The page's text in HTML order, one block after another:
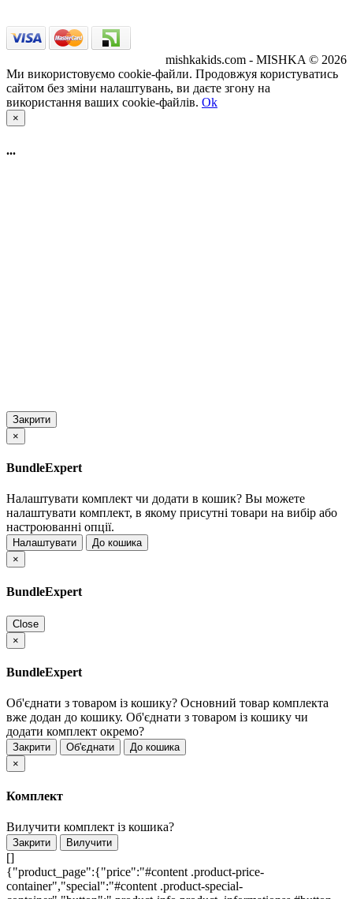
mishkakids.com - MISHKA © 2026
Ми використовуємо cookie-файли. Продовжуя користуватись
сайтом без зміни налаштувань, ви даєте згону на
використання ваших cookie-файлів. Ok
×
...
Закрити
×
BundleExpert
Налаштувати комплект чи додати в кошик? Вы можете
налаштувати комплект, в якому присутні товари на вибір або
настроюванні опції.
Налаштувати
До кошика
×
BundleExpert
Close
×
BundleExpert
Об'єднати з товаром із кошику? Основний товар комплекта
вже додан до кошику. Об'єднати з товаром із кошику чи
додати комплект окремо?
Закрити Об'єднати
До кошика
×
Комплект
Вилучити комплект із кошика?
Закрити Вилучити
[]
{"product_page":{"price":"#content .product-price-
container","special":"#content .product-special-